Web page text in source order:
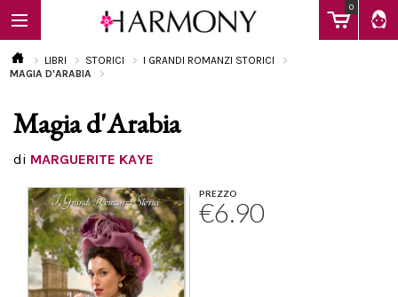
0
EBOOK
Calendario
LIBRI STORICI
I GRANDI ROMANZI STORICI
MAGIA D'ARABIA
Magia d'Arabia
di MARGUERITE KAYE
PREZZO
€6.90